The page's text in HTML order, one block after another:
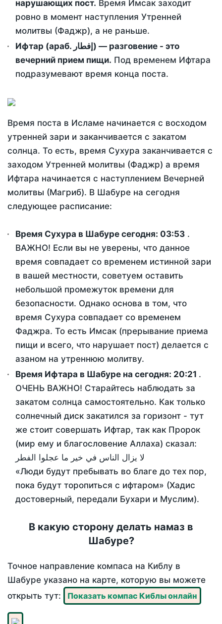
нарушающих пост. Время Имсак заходит
ровно в момент наступления Утренней
молитвы (Фаджр), а не раньше.
Ифтар (араб. إفطار) — разговение - это
вечерний прием пищи. Под временем Ифтара
подразумевают время конца поста.
Время поста в Исламе начинается с восходом
утренней зари и заканчивается с закатом
солнца. То есть, время Сухура заканчивается с
заходом Утренней молитвы (Фаджр) а время
Ифтара начинается с наступлением Вечерней
молитвы (Магриб). В Шабуре на сегодня
следующее расписание:
Время Сухура в Шабуре сегодня: 03:53 .
ВАЖНО! Если вы не уверены, что данное
время совпадает со временем истинной зари
в вашей местности, советуем оставить
небольшой промежуток времени для
безопасности. Однако основа в том, что
время Сухура совпадает со временем
Фаджра. То есть Имсак (прерывание приема
пищи и всего, что нарушает пост) делается с
азаном на утреннюю молитву.
Время Ифтара в Шабуре на сегодня: 20:21 .
ОЧЕНЬ ВАЖНО! Старайтесь наблюдать за
закатом солнца самостоятельно. Как только
солнечный диск закатился за горизонт - тут
же стоит совершать Ифтар, так как Пророк
(мир ему и благословение Аллаха) сказал:
لا يزال الناس في خير ما عجلوا الفطر
«Люди будут пребывать во благе до тех пор,
пока будут торопиться с ифтаром» (Хадис
достоверный, передали Бухари и Муслим).
В какую сторону делать намаз в
Шабуре?
Точное направление компаса на Киблу в
Шабуре указано на карте, которую вы можете
открыть тут:
Показать компас Киблы онлайн